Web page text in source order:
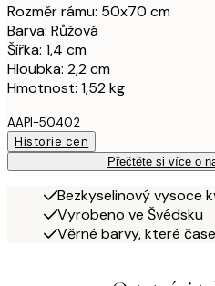
Rozměr rámu: 50x70 cm
Barva: Růžová
Šířka: 1,4 cm
Hloubka: 2,2 cm
Hmotnost: 1,52 kg
AAPI-50402
Historie cen
Přečtěte si více o
Bezkyselinový vysoce
Vyrobeno ve Švédsku
Věrné barvy, které